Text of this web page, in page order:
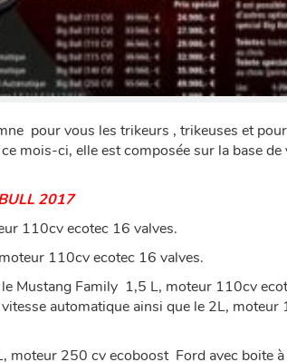
pour vous les trikeurs , trikeuses et
mois-ci, elle est composée sur la base
2017
110cv ecotec 16 valves.
110cv ecotec 16 valves.
Mustang Family 1,5 L, moteur 110cv
automatique ainsi que le 2L,
moteur 250 cv ecoboost Ford avec boite